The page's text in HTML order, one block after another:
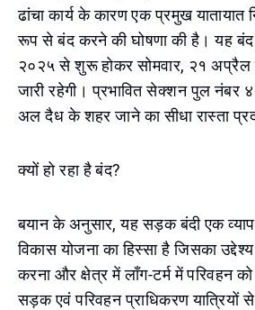
ढांचा कार्य के कारण एक प्रमुख यातायात
रूप से बंद करने की घोषणा की है। यह
२०२५ से शुरू होकर सोमवार, २१ अप्रैल
जारी रहेगी। प्रभावित सेक्शन पुल नंबर
अल दैध के शहर जाने का सीधा रास्ता
क्यों हो रहा है बंद?
बयान के अनुसार, यह सड़क बंदी एक
विकास योजना का हिस्सा है जिसका
करना और क्षेत्र में लॉंग-टर्म में परिवहन
सड़क एवं परिवहन प्राधिकरण यात्रियों